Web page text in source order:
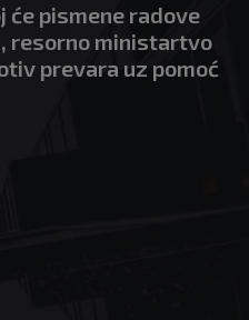
će pismene radove
resorno ministartvo
prevara uz pomoć